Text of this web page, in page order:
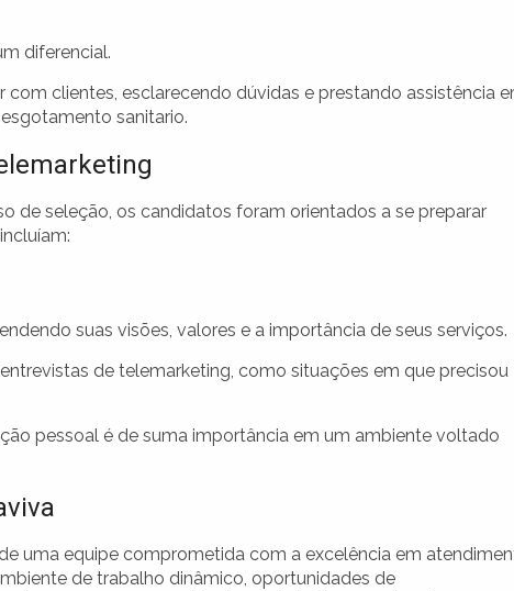
diferencial.
clientes, esclarecendo dúvidas e prestando assistência
sanitario.
de seleção, os candidatos foram orientados a se preparar
suas visões, valores e a importância de seus serviços.
de telemarketing, como situações em que precisou
pessoal é de suma importância em um ambiente voltado
uma equipe comprometida com a excelência em
de trabalho dinâmico, oportunidades de